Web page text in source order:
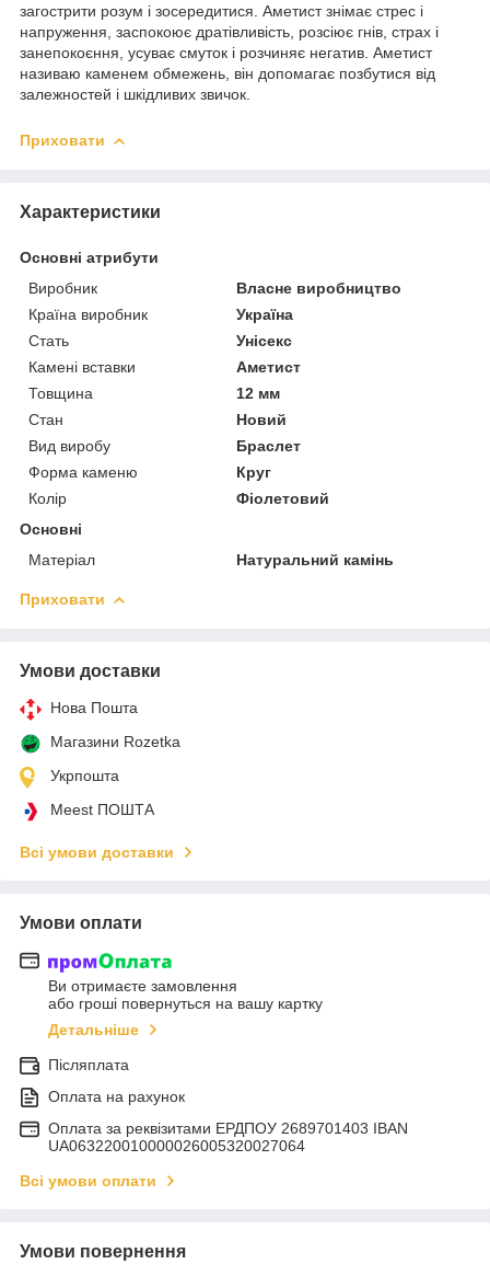
загострити розум і зосередитися. Аметист знімає стрес і
напруження, заспокоює дратівливість, розсіює гнів, страх і
занепокоєння, усуває смуток і розчиняє негатив. Аметист
називаю каменем обмежень, він допомагає позбутися від
залежностей і шкідливих звичок.
Приховати
Характеристики
Основні атрибути
Виробник
Власне виробництво
Країна виробник
Україна
Стать
Унісекс
Камені вставки
Аметист
Товщина
12 мм
Стан
Новий
Вид виробу
Браслет
Форма каменю
Круг
Колір
Фіолетовий
Основні
Матеріал
Натуральний камінь
Приховати
Умови доставки
Нова Пошта
Магазини Rozetka
Укрпошта
Meest ПОШТА
Всі умови доставки
Умови оплати
Ви отримаєте замовлення
або гроші повернуться на вашу картку
Детальніше
Післяплата
Оплата на рахунок
Оплата за реквізитами ЕРДПОУ 2689701403 IBAN
UA063220010000026005320027064
Всі умови оплати
Умови повернення